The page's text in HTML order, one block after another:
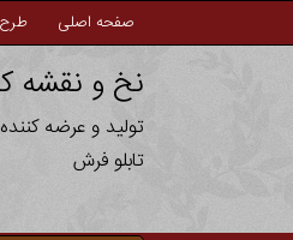
صفحه اصلی
نخ و نقشه
تولید و عرضه
تابلو فرش